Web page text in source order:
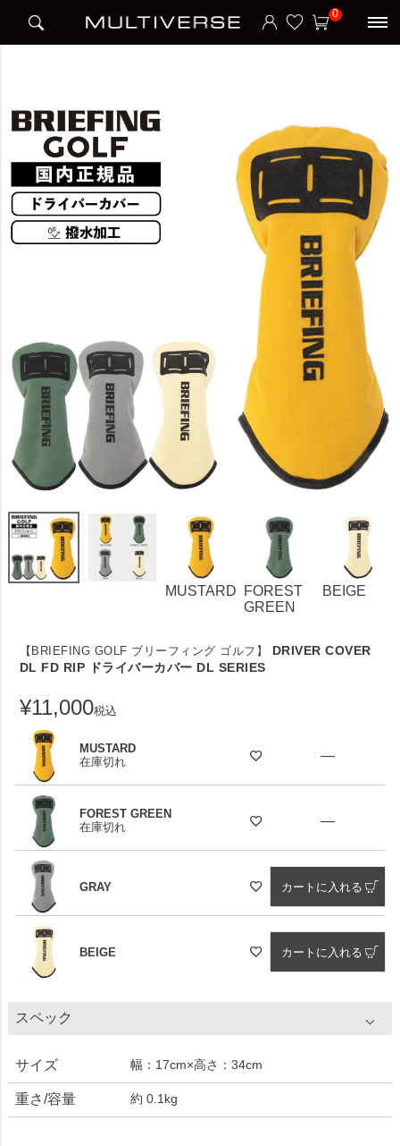
0
DRIVER COVER DL FD RIP ドライバーカバー DL SERIES
MUSTARD
FOREST
GREEN
BEIGE
【BRIEFING GOLF ブリーフィング ゴルフ】
DRIVER COVER
DL FD RIP ドライバーカバー DL SERIES
¥11,000税込
MUSTARD
在庫切れ
—
FOREST GREEN
在庫切れ
—
GRAY カートに入れる
BEIGE カートに入れる
スペック
サイズ 幅：17cm×高さ：34cm
重さ/容量 約 0.1kg